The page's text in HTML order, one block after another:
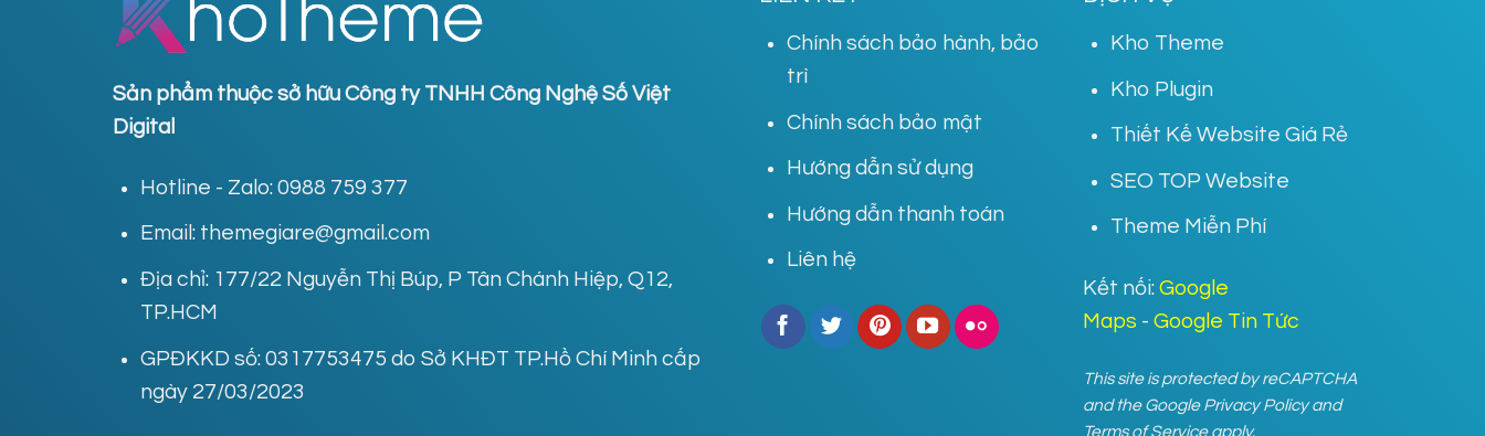
Sản phẩm thuộc sở hữu Công ty TNHH Công Nghệ Số Việt
Digital
Hotline - Zalo: 0988 759 377
Email: themegiare@gmail.com
Địa chỉ: 177/22 Nguyễn Thị Búp, P Tân Chánh Hiệp, Q12,
TP.HCM
GPĐKKD số: 0317753475 do Sở KHĐT TP.Hồ Chí Minh cấp
ngày 27/03/2023
Chính sách bảo hành, bảo
trì
Chính sách bảo mật
Hướng dẫn sử dụng
Hướng dẫn thanh toán
Liên hệ
Kho Theme
Kho Plugin
Thiết Kế Website Giá Rẻ
SEO TOP Website
Theme Miễn Phí
Kết nối: Google
Maps - Google Tin Tức
This site is protected by reCAPTCHA
and the GooglePrivacy Policyand
Terms of Serviceapply.